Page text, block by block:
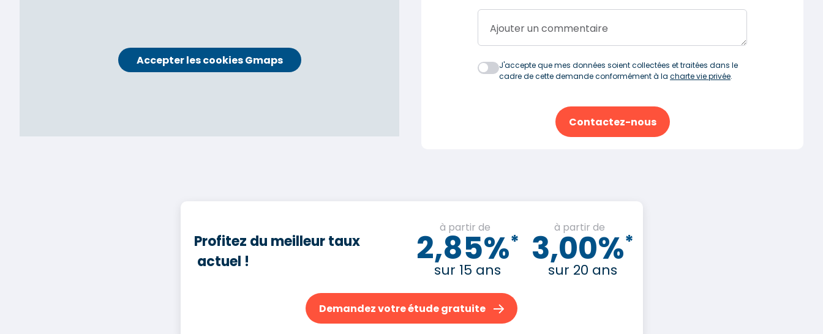
Accepter les cookies Gmaps
Ajouter un commentaire
J'accepte que mes données soient collectées et traitées dans le
cadre de cette demande conformément à la charte vie privée.
Contactez-nous
Profitez du meilleur taux
actuel !
à partir de
2,85%*
sur 15 ans
à partir de
3,00%*
sur 20 ans
Demandez votre étude gratuite